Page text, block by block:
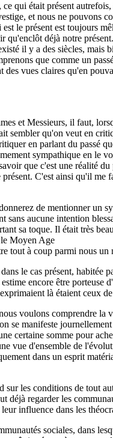
qui était présent
et nous ne pouvons
le présent est toujours
qu'enclôt déjà notre
il y a des siècles, mais
que comme un
vues claires qu'en
et Messieurs, il faut,
sembler qu'on veut en
en parlant du passé
sympathique en le
que c'est une réalité
C'est ainsi qu'il me
de mentionner un
sans aucune intention
sa toque. Il était très
le Moyen Age
tout à coup parmi nous un
le cas présent, habitée
encore être porteuse
là étaient ceux
voulons comprendre la
se manifeste
certaine somme pour
vue d'en­semble de
dans un esprit
sur les conditions de tout
déjà regarder les
influence dans les
sociales, dans